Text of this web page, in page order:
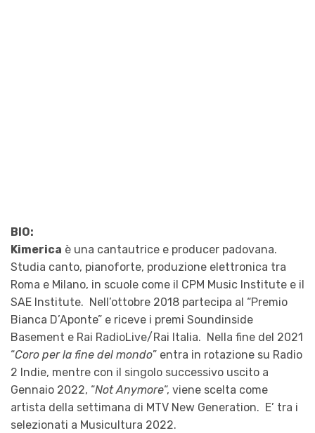
BIO:
Kimerica è una cantautrice e producer padovana.
Studia canto, pianoforte, produzione elettronica tra
Roma e Milano, in scuole come il CPM Music Institute e il
SAE Institute. Nell’ottobre 2018 partecipa al “Premio
Bianca D’Aponte” e riceve i premi Soundinside
Basement e Rai RadioLive/Rai Italia. Nella fine del 2021
“Coro per la fine del mondo” entra in rotazione su Radio
2 Indie, mentre con il singolo successivo uscito a
Gennaio 2022, “Not Anymore“, viene scelta come
artista della settimana di MTV New Generation. E’ tra i
selezionati a Musicultura 2022.